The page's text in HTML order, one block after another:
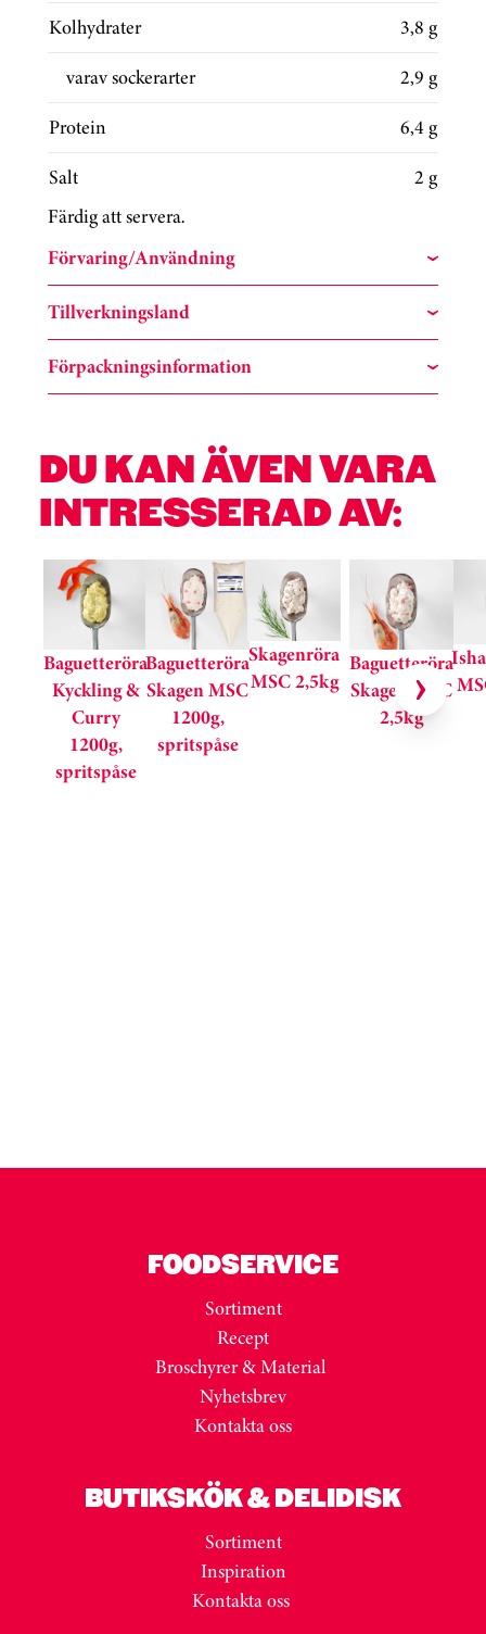
Kolhydrater
3,8 g
varav sockerarter
2,9 g
Protein
6,4 g
Salt
2 g
Färdig att servera.
Förvaring/Användning
Tillverkningsland
Förpackningsinformation
DU KAN ÄVEN VARA
INTRESSERAD AV:
Hoppa över kortkarusell
Baguetteröra
Kyckling &
Curry
1200g,
spritspåse
Baguetteröra
Skagen MSC
1200g,
spritspåse
Skagenröra
MSC 2,5kg
Baguetteröra
Skagen MSC
2,5kg
FOODSERVICE
Sortiment
Recept
Broschyrer & Material
Nyhetsbrev
Kontakta oss
BUTIKSKÖK & DELIDISK
Sortiment
Inspiration
Kontakta oss